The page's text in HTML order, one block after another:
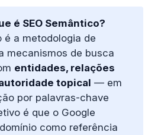
é SEO Semântico?
é a metodologia de
mecanismos de busca
entidades, relações
topical — em
por palavras-chave
é que o Google
como referência